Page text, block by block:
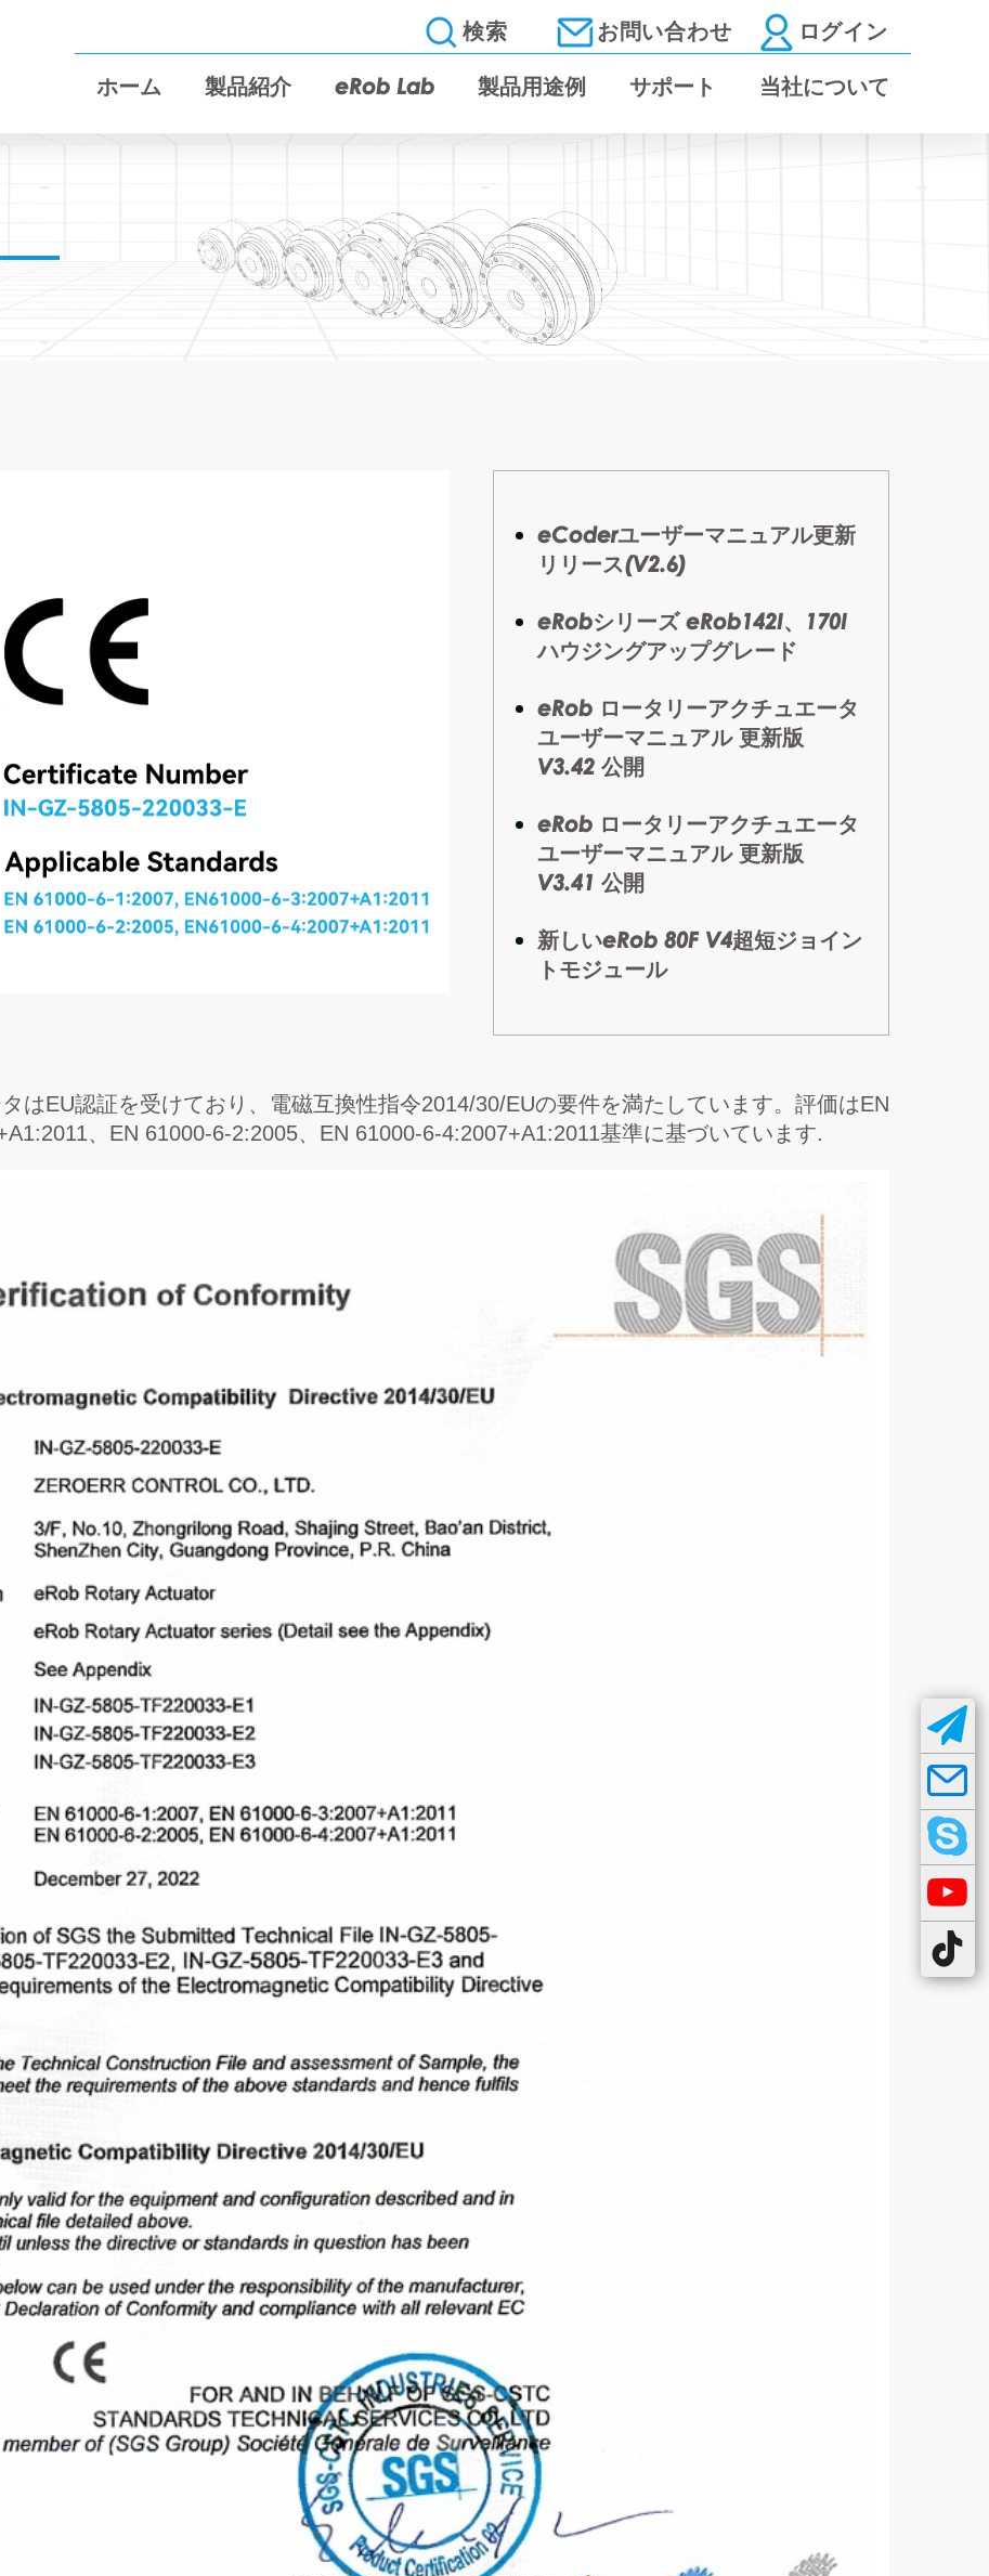
検索 お問い合わせ ログイン
ホーム 製品紹介 eRob Lab 製品用途例 サポート 当社について
eCoderユーザーマニュアル更新
リリース(V2.6)
eRobシリーズ eRob142I、170I
ハウジングアップグレード
eRob ロータリーアクチュエータ
ユーザーマニュアル 更新版
V3.42 公開
eRob ロータリーアクチュエータ
ユーザーマニュアル 更新版
V3.41 公開
新しいeRob 80F V4超短ジョイン
トモジュール
はEU認証を受けており、電磁互換性指令2014/30/EUの要件を満たしています。評価はEN
、EN 61000-6-2:2005、EN 61000-6-4:2007+A1:2011基準に基づいています.